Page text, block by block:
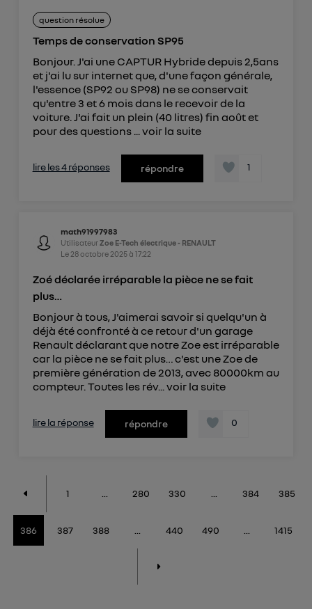
question résolue
Temps de conservation SP95
Bonjour. J'ai une CAPTUR Hybride depuis 2,5ans
et j'ai lu sur internet que, d'une façon générale,
l'essence (SP92 ou SP98) ne se conservait
qu'entre 3 et 6 mois dans le recevoir de la
voiture. J'ai fait un plein (40 litres) fin août et
pour des questions ... voir la suite
lire les 4 réponses répondre 1
math91997983
UtilisateurZoe E-Tech électrique - RENAULT
Le 28 octobre 2025à 17:22
Zoé déclarée irréparable la pièce ne se fait
plus…
Bonjour à tous, J'aimerai savoir si quelqu'un à
déjà été confronté à ce retour d'un garage
Renault déclarant que notre Zoe est irréparable
car la pièce ne se fait plus… c'est une Zoe de
première génération de 2013, avec 80000km au
compteur. Toutes les rév...voir la suite
lire la réponse répondre 0
1 280 330 384 385
386 387 388 440 490 1415